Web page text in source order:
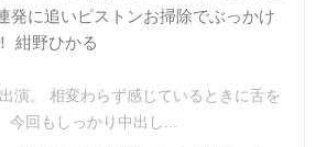
発に追いピストンお掃除でぶっかけ
紺野ひかる
演。 相変わらず感じているときに舌を
今回もしっかり中出し...